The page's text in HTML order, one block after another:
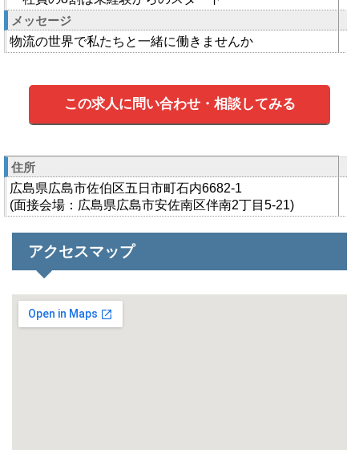
メッセージ
物流の世界で私たちと一緒に働きませんか
この求人に問い合わせ・相談してみる
住所
広島県広島市佐伯区五日市町石内6682-1
(面接会場：広島県広島市安佐南区伴南2丁目5-21)
アクセスマップ